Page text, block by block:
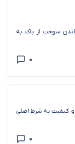
سوخت از باک به
0
و کیفیت به شرط اصلی
0